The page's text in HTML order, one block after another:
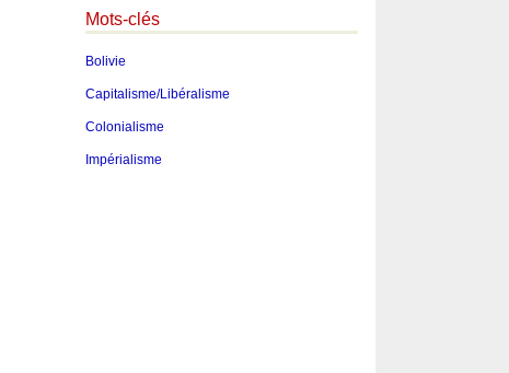
Mots-clés
Bolivie
Capitalisme/Libéralisme
Colonialisme
Impérialisme